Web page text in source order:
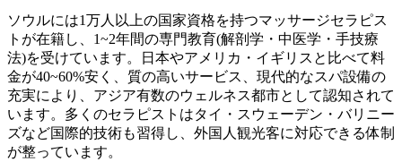
ソウルには1万人以上の国家資格を持つマッサージセラピス
トが在籍し、1~2年間の専門教育(解剖学・中医学・手技療
法)を受けています。日本やアメリカ・イギリスと比べて料
金が40~60%安く、質の高いサービス、現代的なスパ設備の
充実により、アジア有数のウェルネス都市として認知されて
います。多くのセラピストはタイ・スウェーデン・バリニー
ズなど国際的技術も習得し、外国人観光客に対応できる体制
が整っています。